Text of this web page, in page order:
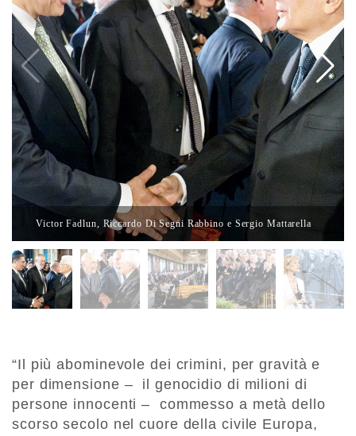
Victor Fadlun, Riccardo Di Segni Rabbino e Sergio Mattarella
“Il più abominevole dei crimini, per gravità e
per dimensione – il genocidio di milioni di
persone innocenti – commesso a metà dello
scorso secolo nel cuore della civile Europa,